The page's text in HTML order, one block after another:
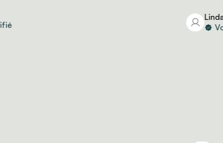
Linda